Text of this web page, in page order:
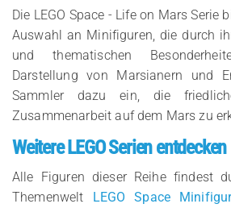
Die LEGO Space - Life on Mars Serie
Auswahl an Minifiguren, die durch
und thematischen
Darstellung von Marsianern und
Sammler dazu ein, die
Zusammenarbeit auf dem Mars zu
Weitere LEGO Serien entdecken
Alle Figuren dieser Reihe findest
Themenwelt LEGO Space